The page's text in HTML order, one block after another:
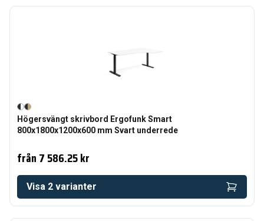
Högersvängt skrivbord Ergofunk Smart
800x1800x1200x600 mm Svart underrede
från7 586.25 kr
Visa 2 varianter